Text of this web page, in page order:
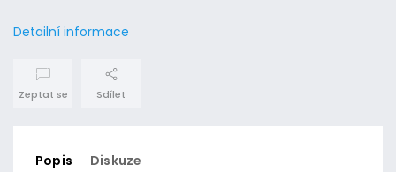
Detailní informace
Zeptat se Sdílet
Popis Diskuze